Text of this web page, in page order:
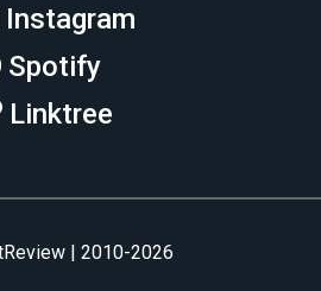
Instagram
Spotify
Linktree
| 2010-2026